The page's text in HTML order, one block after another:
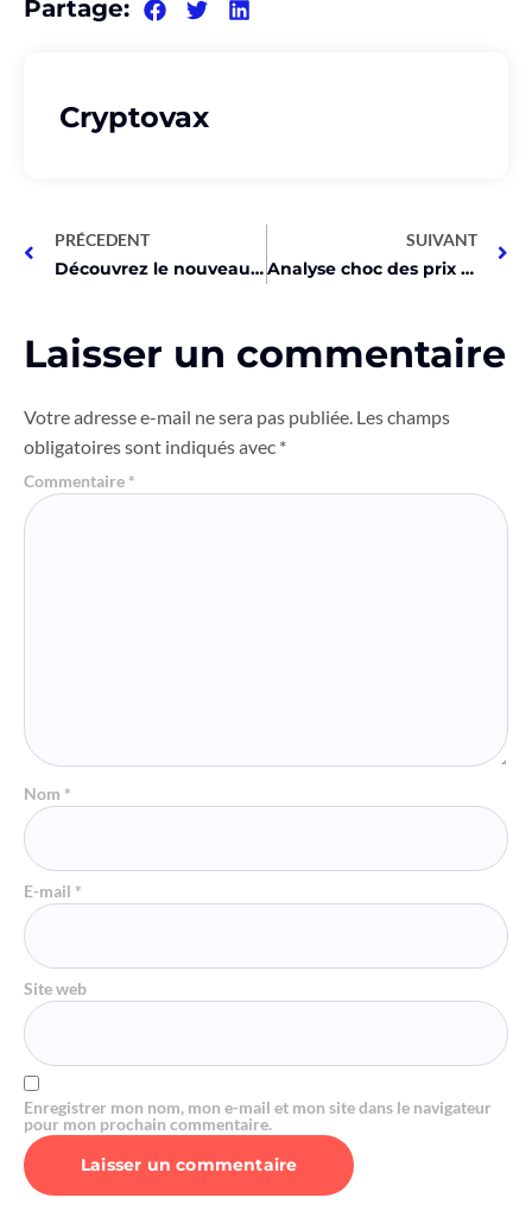
Partage:
Cryptovax
PRÉCEDENT
Découvrez le nouveau jeu MLB Web3 qui va vous rendre accro !
SUIVANT
Analyse choc des prix crypto: BTC, ETH, BNB explosent!
Laisser un commentaire
Votre adresse e-mail ne sera pas publiée. Les champs
obligatoires sont indiqués avec *
Commentaire *
Nom *
E-mail *
Site web
Enregistrer mon nom, mon e-mail et mon site dans le navigateur
pour mon prochain commentaire.